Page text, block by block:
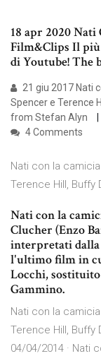
18 apr 2020
Film&Clips Il più
di Youtube! The
21 giu 2017 Nati
Spencer e Terence
from Stefan Alyn
4 Comments
Nati con la
Terence Hill, Buffy
Nati con la
Clucher (Enzo
interpretati dalla
l'ultimo film in
Locchi,
Gammino.
Nati con la
Terence Hill, Buffy
04/04/2014 · Nati